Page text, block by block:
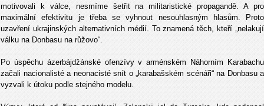
motivovali k válce, nesmíme šetřit na militaristické propagandě. A pro
maximální efektivitu je třeba se vyhnout nesouhlasným hlasům. Proto
uzavření ukrajinských alternativních médií. To znamená těch, kteří „nelakují
válku na Donbasu na růžovo“.
Po úspěchu ázerbájdžánské ofenzívy v arménském Náhorním Karabachu
začali nacionalisté a neonacisté snít o „karabašském scénáři“ na Donbasu a
vyzvali k útoku podle stejného modelu.